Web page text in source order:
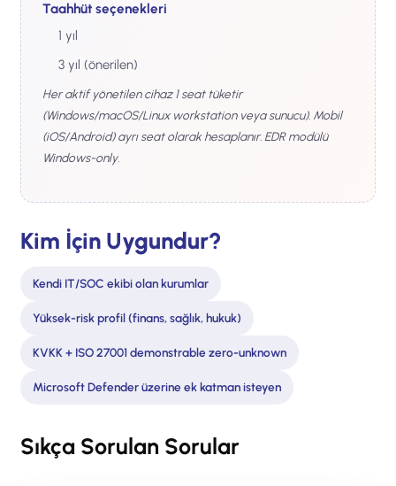
Taahhüt seçenekleri
1 yıl
3 yıl (önerilen)
Her aktif yönetilen cihaz 1 seat tüketir
(Windows/macOS/Linux workstation veya sunucu). Mobil
(iOS/Android) ayrı seat olarak hesaplanır. EDR modülü
Windows-only.
Kim İçin Uygundur?
Kendi IT/SOC ekibi olan kurumlar
Yüksek-risk profil (finans, sağlık, hukuk)
KVKK + ISO 27001 demonstrable zero-unknown
Microsoft Defender üzerine ek katman isteyen
Sıkça Sorulan Sorular